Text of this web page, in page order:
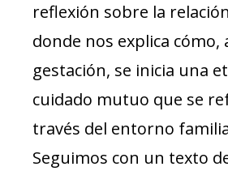
reflexión sobre la
donde nos explica cómo,
gestación, se inicia una
cuidado mutuo que se
través del entorno
Seguimos con un texto